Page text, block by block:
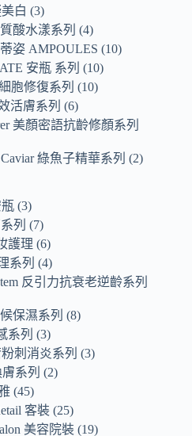
白
3
酸水漾系列
4
姿 AMPOULES
10
安瓶 系列
10
胞修復系列
10
活膚系列
6
美顏密語抗齡修顏系列
綠魚子精華系列
2
瓶 3
列
7
護理 6
系列
4
反引力抗衰老逆齡系列
保濕系列
8
系列
3
刺消炎系列
3
系列
2
45
客裝 25
美容院裝 19